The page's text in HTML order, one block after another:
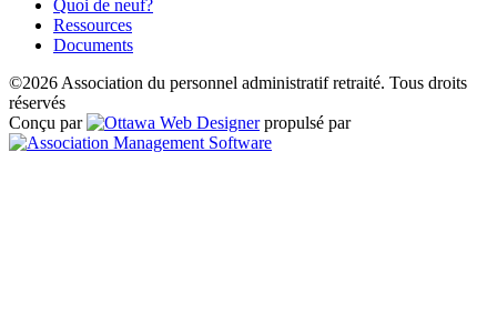
Quoi de neuf?
Ressources
Documents
©2026 Association du personnel administratif retraité. Tous droits
réservés
Conçu par
propulsé par